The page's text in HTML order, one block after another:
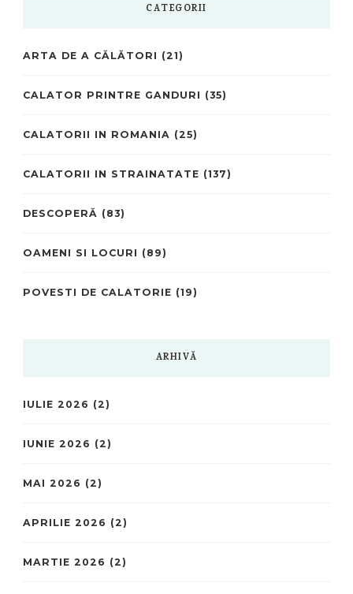
CATEGORII
ARTA DE A CĂLĂTORI (21)
CALATOR PRINTRE GANDURI (35)
CALATORII IN ROMANIA (25)
CALATORII IN STRAINATATE (137)
DESCOPERĂ (83)
OAMENI SI LOCURI (89)
POVESTI DE CALATORIE (19)
ARHIVĂ
IULIE 2026 (2)
IUNIE 2026 (2)
MAI 2026 (2)
APRILIE 2026 (2)
MARTIE 2026 (2)